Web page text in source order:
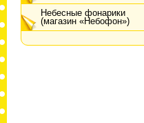
Небесные фонарики
(магазин «Небофон»)